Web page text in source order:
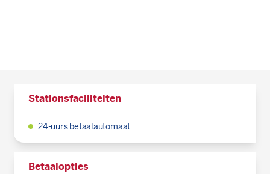
Stationsfaciliteiten
24-uurs betaalautomaat
Betaalopties